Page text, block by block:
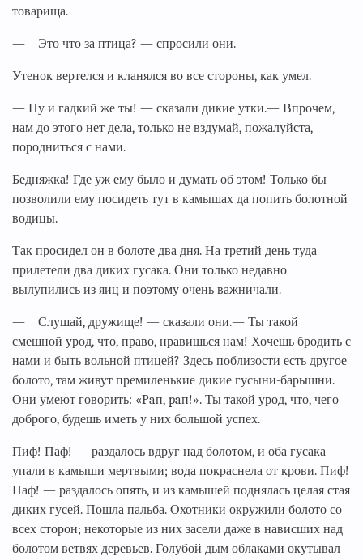
товарища.
— Это что за птица? — спросили они.
Утенок вертелся и кланялся во все стороны, как умел.
— Ну и гадкий же ты! — сказали дикие утки.— Впрочем,
нам до этого нет дела, только не вздумай, пожалуйста,
породниться с нами.
Бедняжка! Где уж ему было и думать об этом! Только бы
позволили ему посидеть тут в камышах да попить болотной
водицы.
Так просидел он в болоте два дня. На третий день туда
прилетели два диких гусака. Они только недавно
вылупились из яиц и поэтому очень важничали.
— Слушай, дружище! — сказали они.— Ты такой
смешной урод, что, право, нравишься нам! Хочешь бродить с
нами и быть вольной птицей? Здесь поблизости есть другое
болото, там живут премиленькие дикие гусыни-барышни.
Они умеют говорить: «Paп, paп!». Ты такой урод, что, чего
доброго, будешь иметь у них большой успех.
Пиф! Паф! — раздалось вдруг над болотом, и оба гусака
упали в камыши мертвыми; вода покраснела от крови. Пиф!
Паф! — раздалось опять, и из камышей поднялась целая стая
диких гусей. Пошла пальба. Охотники окружили болото со
всех сторон; некоторые из них засели даже в нависших над
болотом ветвях деревьев. Голубой дым облаками окутывал